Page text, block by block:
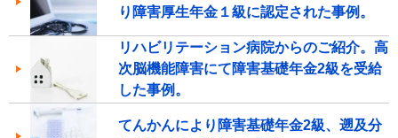
り障害厚生年金１級に認定された事例。
リハビリテーション病院からのご紹介。高
次脳機能障害にて障害基礎年金2級を受給
した事例。
てんかんにより障害基礎年金2級、遡及分